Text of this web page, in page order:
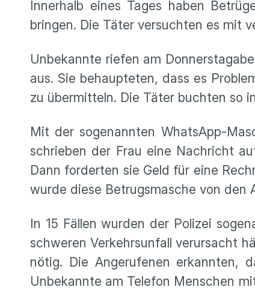
Innerhalb eines Tages haben
bringen. Die Täter versuchten es mit
Unbekannte riefen am
aus. Sie behaupteten, dass es
zu übermitteln. Die Täter buchten so
Mit der sogenannten WhatsApp-
schrieben der Frau eine Nachricht
Dann forderten sie Geld für eine
wurde diese Betrugsmasche von den
In 15 Fällen wurden der Polizei
schweren Verkehrsunfall verursacht
nötig. Die Angerufenen erkannten,
Unbekannte am Telefon Menschen